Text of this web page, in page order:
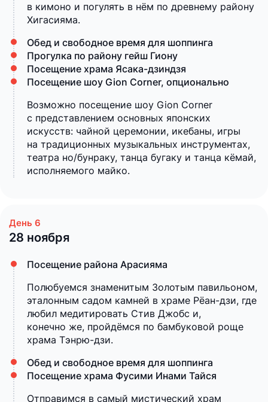
в кимоно и погулять в нём по древнему району
Хигасияма.
Обед и свободное время для шоппинга
Прогулка по району гейш Гиону
Посещение храма Ясака-дзиндзя
Посещение шоу Gion Corner, опционально
Возможно посещение шоу Gion Corner
с представлением основных японских
искусств: чайной церемонии, икебаны, игры
на традиционных музыкальных инструментах,
театра но/бунраку, танца бугаку и танца кёмай,
исполняемого майко.
28 ноября
Посещение района Арасияма
Полюбуемся знаменитым Золотым павильоном,
эталонным садом камней в храме Рёан-дзи, где
любил медитировать Стив Джобс и,
конечно же, пройдёмся по бамбуковой роще
храма Тэнрю-дзи.
Обед и свободное время для шоппинга
Посещение храма Фусими Инами Тайся
Отправимся в самый мистический храм